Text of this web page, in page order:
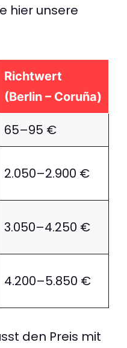
hier unsere
Richtwert
(Berlin – Coruña)
65–95 €
2.050–2.900 €
3.050–4.250 €
4.200–5.850 €
den Preis mit